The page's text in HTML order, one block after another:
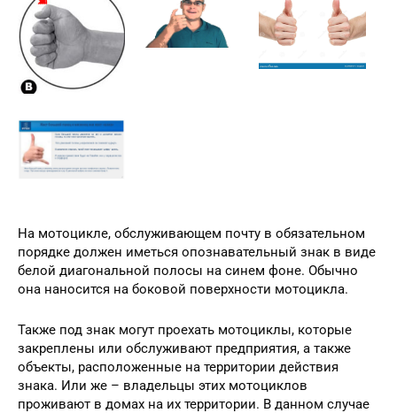
На мотоцикле, обслуживающем почту в обязательном
порядке должен иметься опознавательный знак в виде
белой диагональной полосы на синем фоне. Обычно
она наносится на боковой поверхности мотоцикла.
Также под знак могут проехать мотоциклы, которые
закреплены или обслуживают предприятия, а также
объекты, расположенные на территории действия
знака. Или же – владельцы этих мотоциклов
проживают в домах на их территории. В данном случае